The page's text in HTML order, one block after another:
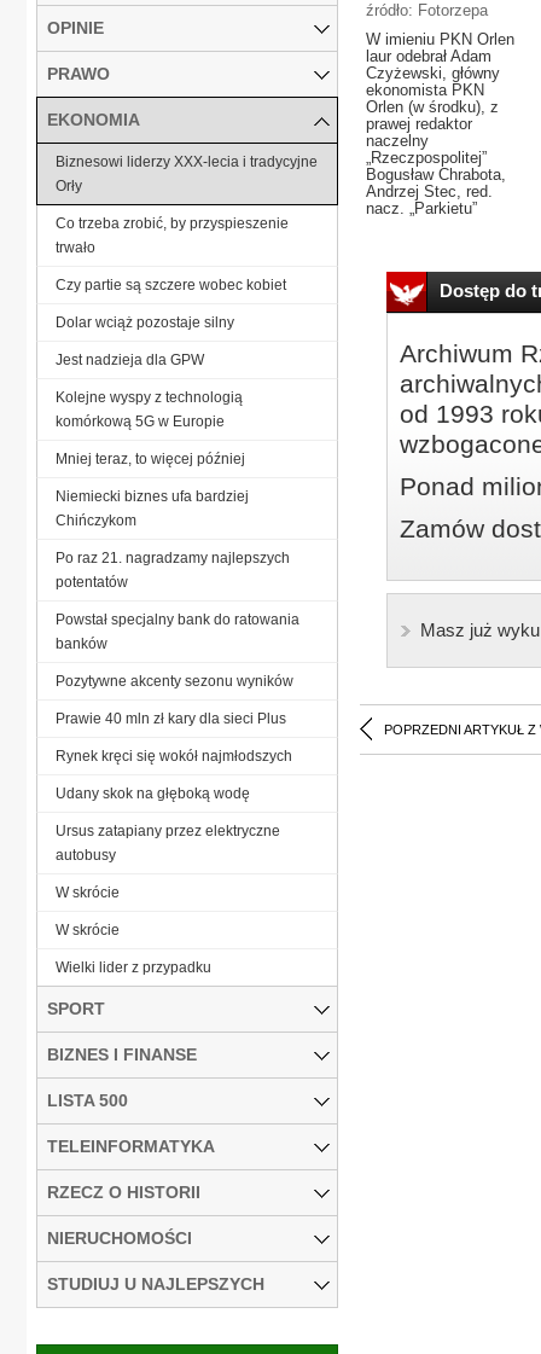
źródło: Fotorzepa
W imieniu PKN Orlen
laur odebrał Adam
Czyżewski, główny
ekonomista PKN
Orlen (w środku), z
prawej redaktor
naczelny
„Rzeczpospolitej”
Bogusław Chrabota,
Andrzej Stec, red.
nacz. „Parkietu”
Dostęp do
Archiwum
od 1993
Ponad
Zamów
Masz już
POPRZEDNI ARTYKUŁ Z
OPINIE
PRAWO
EKONOMIA
Biznesowi liderzy XXX-lecia i tradycyjne
Orły
Co trzeba zrobić, by przyspieszenie
trwało
Czy partie są szczere wobec kobiet
Dolar wciąż pozostaje silny
Jest nadzieja dla GPW
Kolejne wyspy z technologią
komórkową 5G w Europie
Mniej teraz, to więcej później
Niemiecki biznes ufa bardziej
Chińczykom
Po raz 21. nagradzamy najlepszych
potentatów
Powstał specjalny bank do ratowania
banków
Pozytywne akcenty sezonu wyników
Prawie 40 mln zł kary dla sieci Plus
Rynek kręci się wokół najmłodszych
Udany skok na głęboką wodę
Ursus zatapiany przez elektryczne
autobusy
W skrócie
W skrócie
Wielki lider z przypadku
SPORT
BIZNES I FINANSE
LISTA 500
TELEINFORMATYKA
RZECZ O HISTORII
NIERUCHOMOŚCI
STUDIUJ U NAJLEPSZYCH